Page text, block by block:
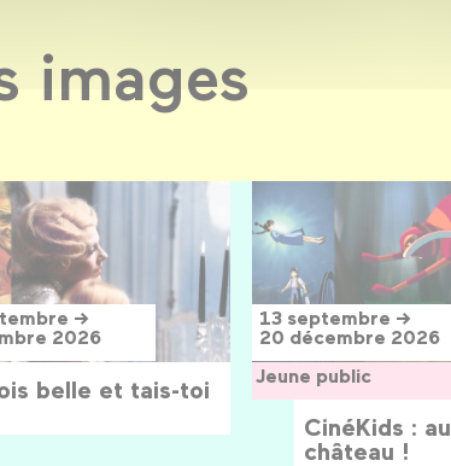
images
→
2026
belle et tais-toi
13 septembre →
20 décembre 2026
Jeune public
CinéKids : au
château !